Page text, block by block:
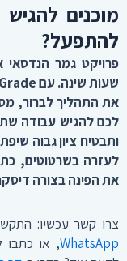
מוכנים
להתפעל?
פרויקט גמר הנדסאי
שעות שינה. עםDoctorGrade,
את התהליך לברור,
לכם להגיש עבודה
ותבטיח ציון גבוה
לעזרה בשרטוטים,
את הפינה בצורה
צרו קשר עכשיו:
WhatsApp, או כתבו